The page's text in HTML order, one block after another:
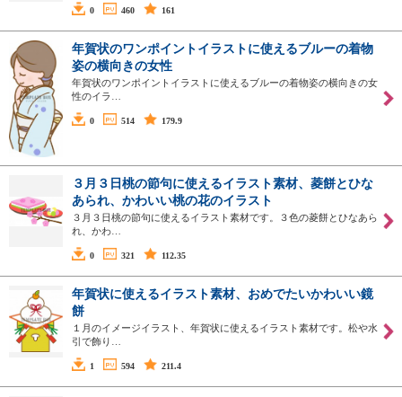
0 460 161
年賀状のワンポイントイラストに使えるブルーの着物
姿の横向きの女性
年賀状のワンポイントイラストに使えるブルーの着物姿の横向きの女
性のイラ…
0 514 179.9
３月３日桃の節句に使えるイラスト素材、菱餅とひな
あられ、かわいい桃の花のイラスト
３月３日桃の節句に使えるイラスト素材です。３色の菱餅とひなあら
れ、かわ…
0 321 112.35
年賀状に使えるイラスト素材、おめでたいかわいい鏡
餅
１月のイメージイラスト、年賀状に使えるイラスト素材です。松や水
引で飾り…
1 594 211.4